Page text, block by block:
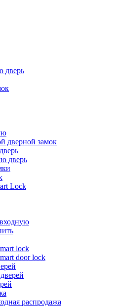
дверь
дверной замок
дверь
Lock
lock
door lock
распродажа